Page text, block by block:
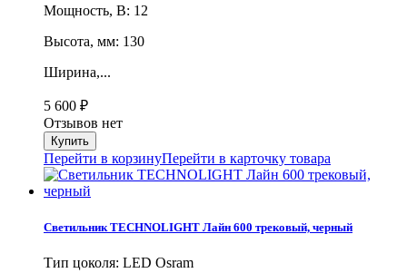
Мощность, В: 12
Высота, мм: 130
Ширина,...
5 600 ₽
Отзывов нет
Перейти в корзинуПерейти в карточку товара
Светильник TECHNOLIGHT Лайн 600 трековый, черный
Тип цоколя: LED Osram